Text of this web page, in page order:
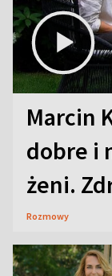
Marcin
dobre i
żeni.
Rozmowy